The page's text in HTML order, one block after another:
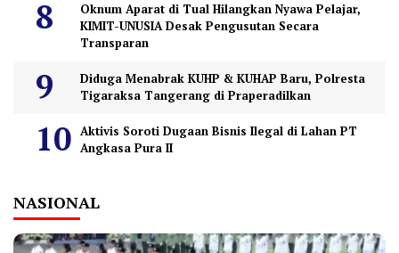
Oknum Aparat di Tual Hilangkan Nyawa Pelajar,
KIMIT-UNUSIA Desak Pengusutan Secara
Transparan
Diduga Menabrak KUHP & KUHAP Baru, Polresta
Tigaraksa Tangerang di Praperadilkan
Aktivis Soroti Dugaan Bisnis Ilegal di Lahan PT
Angkasa Pura II
NASIONAL